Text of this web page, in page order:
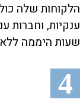
הלקוחות שלה
ענקיות, וחברות
שעות היממה
4